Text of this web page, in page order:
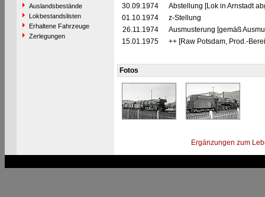
Auslandsbestände
Lokbestandslisten
Erhaltene Fahrzeuge
Zerlegungen
30.09.1974
Abstellung [Lok in Arnstadt
01.10.1974
z-Stellung
26.11.1974
Ausmusterung [gemäß
15.01.1975
++ [Raw Potsdam, Prod.-
Fotos
Ergänzungen zum